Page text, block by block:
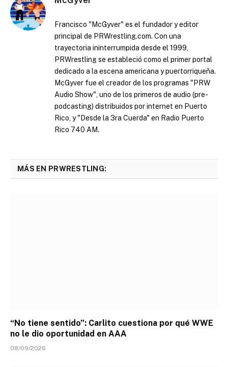
Francisco "McGyver" es el fundador y editor
principal de PRWrestling.com. Con una
trayectoria ininterrumpida desde el 1999,
PRWrestling se estableció como el primer portal
dedicado a la escena americana y puertorriqueña.
McGyver fue el creador de los programas "PRW
Audio Show", uno de los primeros de audio (pre-
podcasting) distribuidos por internet en Puerto
Rico, y "Desde la 3ra Cuerda" en Radio Puerto
Rico 740 AM.
MÁS EN PRWRESTLING:
“No tiene sentido”: Carlito cuestiona por qué WWE
no le dio oportunidad en AAA
08/09/2026